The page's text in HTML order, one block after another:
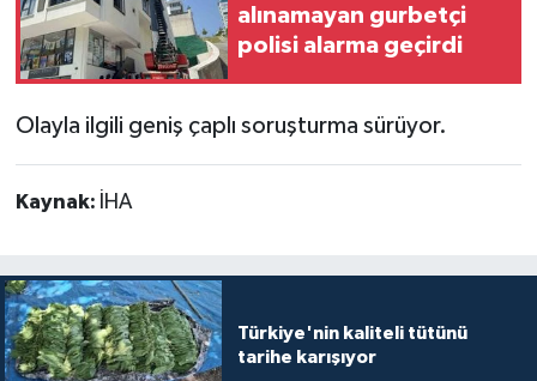
alınamayan gurbetçi
polisi alarma geçirdi
Olayla ilgili geniş çaplı soruşturma sürüyor.
Kaynak: İHA
Türkiye'nin kaliteli tütünü
tarihe karışıyor